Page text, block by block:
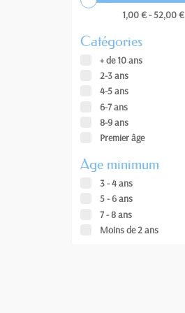
1,00 € - 52,00 €
Catégories
+ de 10 ans
2-3 ans
4-5 ans
6-7 ans
8-9 ans
Premier âge
Age minimum
3 - 4 ans
5 - 6 ans
7 - 8 ans
Moins de 2 ans